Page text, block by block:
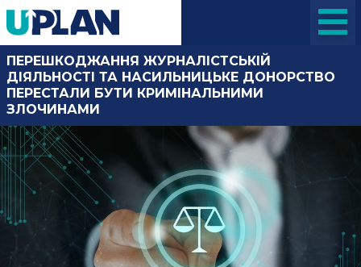
ПЕРЕШКОДЖАННЯ ЖУРНАЛІСТСЬКІЙ
ДІЯЛЬНОСТІ ТА НАСИЛЬНИЦЬКЕ ДОНОРСТВО
ПЕРЕСТАЛИ БУТИ КРИМІНАЛЬНИМИ
ЗЛОЧИНАМИ